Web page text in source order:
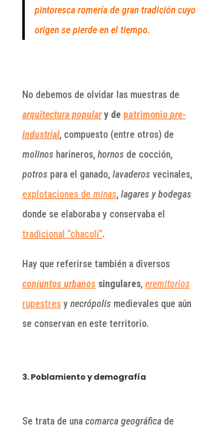
pintoresca romería de gran tradición cuyo
origen se pierde en el tiempo.
No debemos de olvidar las muestras de
arquitectura populary de patrimonio pre-
industrial, compuesto (entre otros) de
molinos harineros,hornos de cocción,
potros para el ganado, lavaderos vecinales,
explotaciones de minas, lagares y bodegas
donde se elaboraba y conservaba el
tradicional “chacolí”.
Hay que referirse también a diversos
conjuntos urbanossingulares, eremitorios
rupestresy necrópolismedievales que aún
se conservan en este territorio.
3. Poblamiento y demografía
Se trata de una comarca geográficade